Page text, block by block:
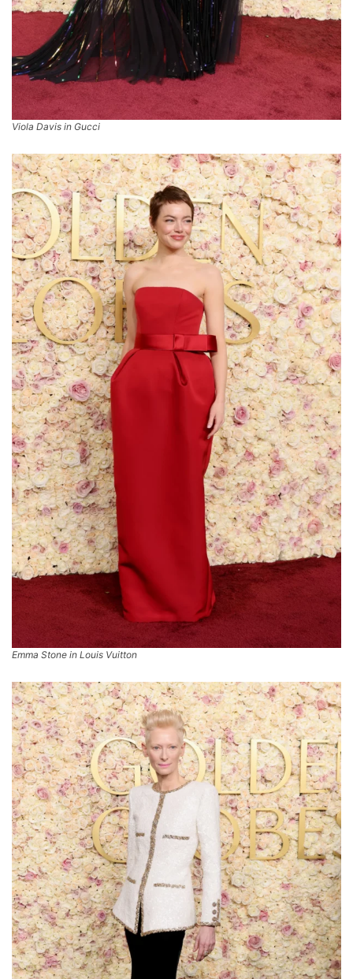
Viola Davis in Gucci
Emma Stone in Louis Vuitton